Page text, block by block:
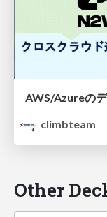
climbteam
Other